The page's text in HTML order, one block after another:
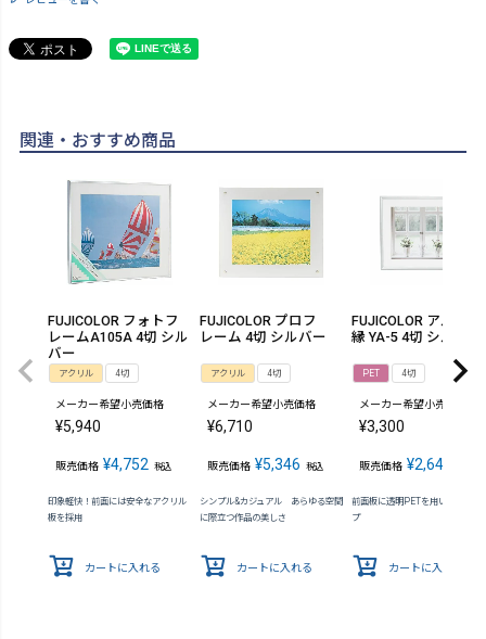
関連・おすすめ商品
FUJICOLOR フォトフ
レームA105A 4切 シル
バー
アクリル 4切
メーカー希望小売価格
¥5,940
販売価格 ¥4,752 税込
印象軽快！前面には安全なアクリル
板を採用
カートに入れる
FUJICOLOR プロフ
レーム 4切 シルバー
アクリル 4切
メーカー希望小売価格
¥6,710
販売価格 ¥5,346 税込
シンプル&カジュアル あらゆる空間
に際立つ作品の美しさ
カートに入れる
FUJICOLOR アルミ額
縁 YA-5 4切 シルバー
PET 4切
メーカー希望小売価格
¥3,300
販売価格 ¥2,640
前面板に透明PETを用いた軽量タ
プ
カートに入れる